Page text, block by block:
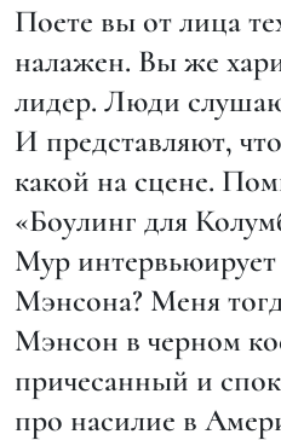
Поете вы от лица
налажен. Вы же
лидер. Люди
И представляют,
какой на сцене.
«Боулинг для
Мур
Мэнсона? Меня
Мэнсон в черном
причесанный и
про насилие в